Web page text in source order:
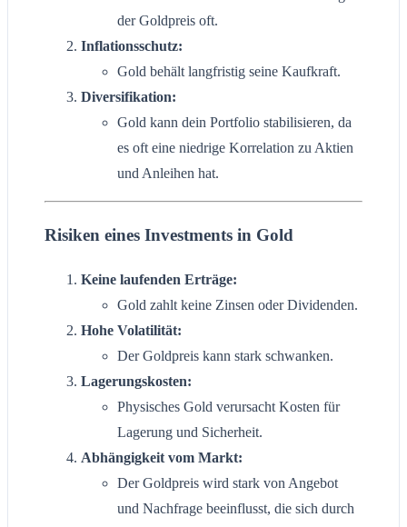
der Goldpreis oft.
Inflationsschutz:
Gold behält langfristig seine Kaufkraft.
Diversifikation:
Gold kann dein Portfolio stabilisieren, da
es oft eine niedrige Korrelation zu Aktien
und Anleihen hat.
Risiken eines Investments in Gold
Keine laufenden Erträge:
Gold zahlt keine Zinsen oder Dividenden.
Hohe Volatilität:
Der Goldpreis kann stark schwanken.
Lagerungskosten:
Physisches Gold verursacht Kosten für
Lagerung und Sicherheit.
Abhängigkeit vom Markt:
Der Goldpreis wird stark von Angebot
und Nachfrage beeinflusst, die sich durch